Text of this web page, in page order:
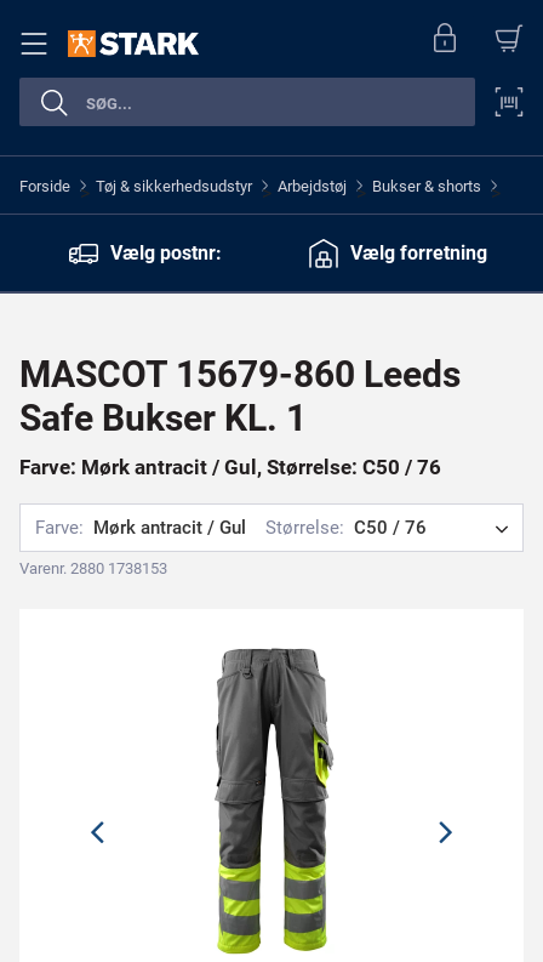
Forside > Tøj & sikkerhedsudstyr > Arbejdstøj > Bukser & shorts >
Vælg postnr: Vælg forretning
MASCOT 15679-860 Leeds
Safe Bukser KL. 1
Farve: Mørk antracit / Gul, Størrelse: C50 / 76
Farve: Mørk antracit / Gul Størrelse: C50 / 76
Varenr. 2880 1738153